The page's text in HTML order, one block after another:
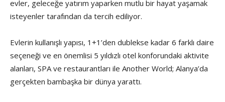
evler, geleceğe yatırım yaparken mutlu bir hayat yaşamak
isteyenler tarafından da tercih ediliyor.
Evlerin kullanışlı yapısı, 1+1’den dublekse kadar 6 farklı daire
seçeneği ve en önemlisi 5 yıldızlı otel konforundaki aktivite
alanları, SPA ve restaurantları ile Another World; Alanya’da
gerçekten bambaşka bir dünya yarattı.